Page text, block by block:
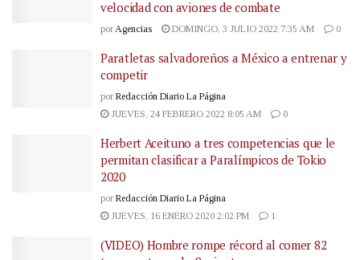
velocidad con aviones de combate
porAgencias DOMINGO, 3 JULIO 2022 7:35 AM 0
Paratletas salvadoreños a México a entrenar y
competir
por Redacción Diario La Página
JUEVES, 24 FEBRERO 2022 8:05 AM
0
Herbert Aceituno a tres competencias que le
permitan clasificar a Paralímpicos de Tokio
2020
por Redacción Diario La Página
JUEVES, 16 ENERO 2020 2:02 PM
1
(VIDEO) Hombre rompe récord al comer 82